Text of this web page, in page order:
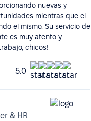
nuevas y
mientras que el
el mismo. Su servicio de
es muy atento y
chicos!
5.0
& HR